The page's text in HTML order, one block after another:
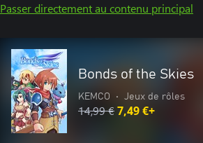
Passer directement au contenu principal
Bonds of the Skies
KEMCO • Jeux de rôles
14,99 €7,49 €+